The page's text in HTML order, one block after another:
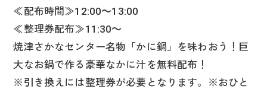
≪配布時間≫12:00～13:00
≪整理券配布≫11:30～
焼津さかなセンター名物「かに鍋」を味わおう！巨
大なお鍋で作る豪華なかに汁を無料配布！
※引き換えには整理券が必要となります。※おひと